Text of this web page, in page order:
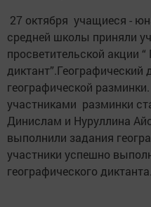
27 октября учащиеся -
средней школы приняли
просветительской акции
диктант”.Географический
географической
участниками разминки
Динислам и Нуруллина
выполнили задания
участники успешно
географического